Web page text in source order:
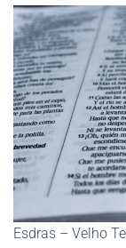
Esdras – Velho